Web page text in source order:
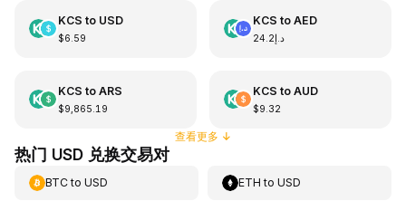
KCS to USD
$6.59
KCS to AED
د.إ24.2
KCS to ARS
$9,865.19
KCS to AUD
$9.32
查看更多 ↓
热门 USD 兑换交易对
BTCto USD ETH toUSD